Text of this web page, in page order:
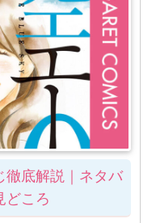
徹底解説｜ネタバ
どころ